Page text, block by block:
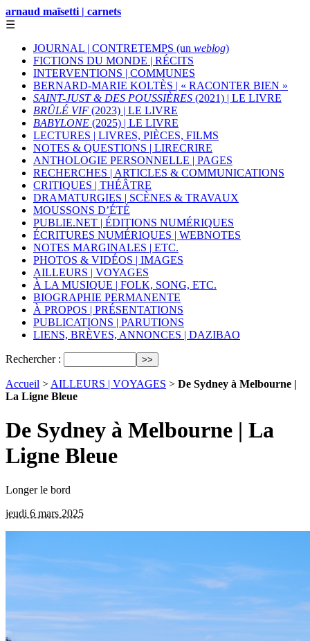
arnaud maïsetti | carnets
☰
JOURNAL | CONTRETEMPS (un weblog)
FICTIONS DU MONDE | RÉCITS
INTERVENTIONS | COMMUNES
BERNARD-MARIE KOLTÈS | « RACONTER BIEN »
SAINT-JUST & DES POUSSIÈRES (2021) | LE LIVRE
BRÛLÉ VIF (2023) | LE LIVRE
BABYLONE (2025) | LE LIVRE
LECTURES | LIVRES, PIÈCES, FILMS
NOTES & QUESTIONS | LIRECRIRE
ANTHOLOGIE PERSONNELLE | PAGES
RECHERCHES | ARTICLES & COMMUNICATIONS
CRITIQUES | THÉÂTRE
DRAMATURGIES | SCÈNES & TRAVAUX
MOUSSONS D’ÉTÉ
PUBLIE.NET | ÉDITIONS NUMÉRIQUES
ÉCRITURES NUMÉRIQUES | WEBNOTES
NOTES MARGINALES | ETC.
PHOTOS & VIDÉOS | IMAGES
AILLEURS | VOYAGES
À LA MUSIQUE | FOLK, SONG, ETC.
BIOGRAPHIE PERMANENTE
À PROPOS | PRÉSENTATIONS
PUBLICATIONS | PARUTIONS
LIENS, BRÈVES, ANNONCES | DAZIBAO
Rechercher :
Accueil > AILLEURS | VOYAGES > De Sydney à Melbourne |
La Ligne Bleue
De Sydney à Melbourne | La
Ligne Bleue
Longer le bord
jeudi 6 mars 2025